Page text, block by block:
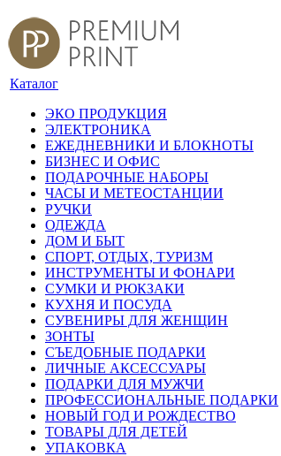
Каталог
ЭКО ПРОДУКЦИЯ
ЭЛЕКТРОНИКА
ЕЖЕДНЕВНИКИ И БЛОКНОТЫ
БИЗНЕС И ОФИС
ПОДАРОЧНЫЕ НАБОРЫ
ЧАСЫ И МЕТЕОСТАНЦИИ
РУЧКИ
ОДЕЖДА
ДОМ И БЫТ
СПОРТ, ОТДЫХ, ТУРИЗМ
ИНСТРУМЕНТЫ И ФОНАРИ
СУМКИ И РЮКЗАКИ
КУХНЯ И ПОСУДА
СУВЕНИРЫ ДЛЯ ЖЕНЩИН
ЗОНТЫ
СЪЕДОБНЫЕ ПОДАРКИ
ЛИЧНЫЕ АКСЕССУАРЫ
ПОДАРКИ ДЛЯ МУЖЧИ
ПРОФЕССИОНАЛЬНЫЕ ПОДАРКИ
НОВЫЙ ГОД И РОЖДЕСТВО
ТОВАРЫ ДЛЯ ДЕТЕЙ
УПАКОВКА